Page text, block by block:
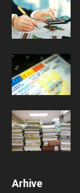
Arhive